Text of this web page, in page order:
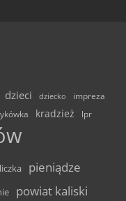
dzieci dziecko
impreza
kradzież lpr
pieniądze
powiat kaliski